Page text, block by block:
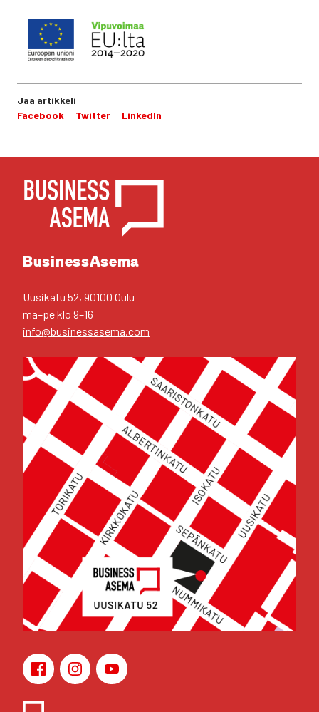
Jaa artikkeli
Facebook
Twitter LinkedIn
YHTEYS­TIE­DOT
Business­Asema
Uusi­ka­tu 52, 90100 Oulu
ma–pe klo 9–16
info@businessasema.com
Face­bookIns­ta­gramYou­Tu­be